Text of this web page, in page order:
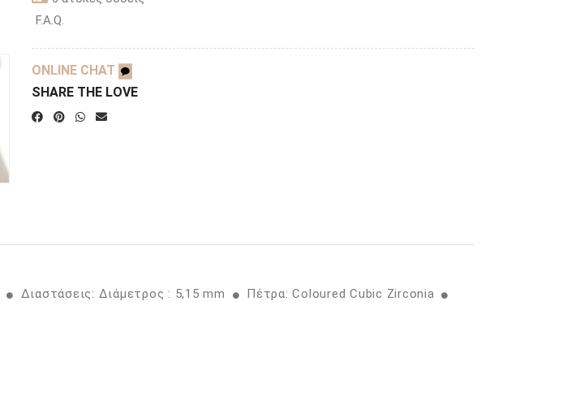
F.A.Q.
ONLINE CHAT
SHARE THE LOVE
Διαστάσεις: Διάμετρος : 5,15 mm
Πέτρα: Coloured Cubic Zirconia